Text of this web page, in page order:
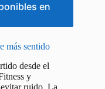
en
más sentido
desde el
y
ruido. La